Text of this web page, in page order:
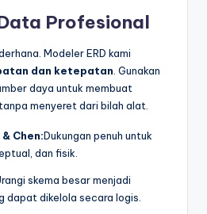
Profesional
Modeler ERD kami
dan ketepatan . Gunakan
daya untuk membuat
menyeret dari bilah alat.
Chen:Dukungan penuh untuk
dan fisik.
skema besar menjadi
dapat dikelola secara logis.